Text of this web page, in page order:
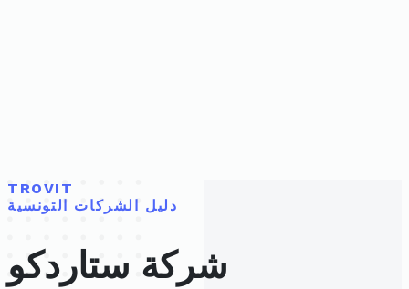
TROVIT
دليل الشركات التونسية
شركة ستاردكو